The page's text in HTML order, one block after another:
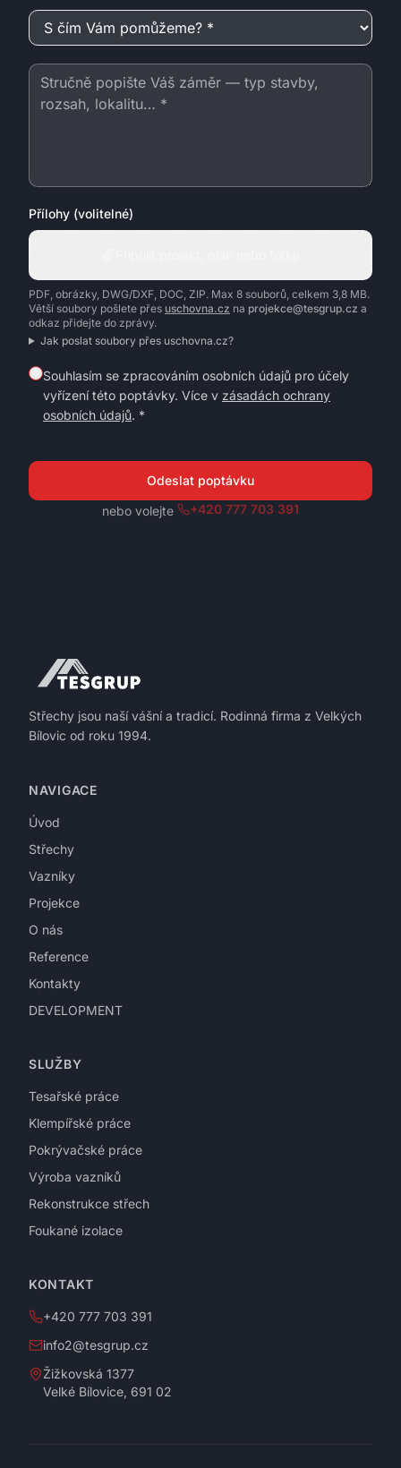
S čím Vám pomůžeme?
Zpráva
Přílohy (volitelné)
PDF, obrázky, DWG/DXF, DOC, ZIP. Max 8 souborů, celkem 3,8 MB.
Větší soubory pošlete přes uschovna.cz na projekce@tesgrup.cz a
odkaz přidejte do zprávy.
Jak poslat soubory přes uschovna.cz?
Souhlasím se zpracováním osobních údajů pro účely
vyřízení této poptávky. Více v zásadách ochrany
osobních údajů. *
Odeslat poptávku
nebo volejte
+420 777 703 391
Střechy jsou naší vášní a tradicí. Rodinná firma z Velkých
Bílovic od roku 1994.
NAVIGACE
Úvod
Střechy
Vazníky
Projekce
O nás
Reference
Kontakty
DEVELOPMENT
SLUŽBY
Tesařské práce
Klempířské práce
Pokrývačské práce
Výroba vazníků
Rekonstrukce střech
Foukané izolace
KONTAKT
+420 777 703 391
info2@tesgrup.cz
Žižkovská 1377
Velké Bílovice, 691 02